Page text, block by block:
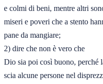
e colmi di beni, mentre altri
miseri e poveri che a stento
pane da mangiare;
2) dire che non è vero che
Dio sia poi così buono, perché
scia alcune persone nel